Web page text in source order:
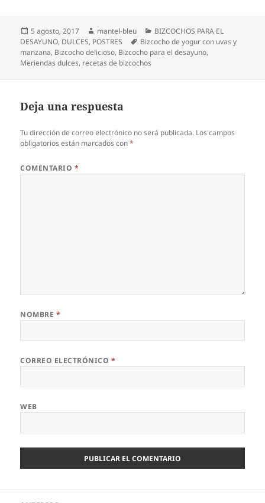
Publicado
el
5 agosto, 2017 Autor
mantel-bleu Categorías
BIZCOCHOS PARA EL
DESAYUNO, DULCES, POSTRES Etiquetas
Bizcocho de yogur con uvas y
manzana, Bizcocho delicioso, Bizcocho para el desayuno,
Meriendas dulces, recetas de bizcochos
Deja una respuesta
Tu dirección de correo electrónico no será publicada. Los campos
obligatorios están marcados con*
COMENTARIO *
NOMBRE *
CORREO ELECTRÓNICO *
WEB